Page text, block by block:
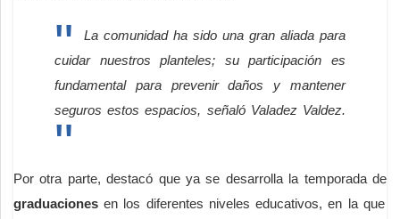
La comunidad ha sido una gran aliada para
cuidar nuestros planteles; su participación es
fundamental para prevenir daños y mantener
seguros estos espacios, señaló Valadez Valdez.
Por otra parte, destacó que ya se desarrolla la temporada de
graduaciones en los diferentes niveles educativos, en la que